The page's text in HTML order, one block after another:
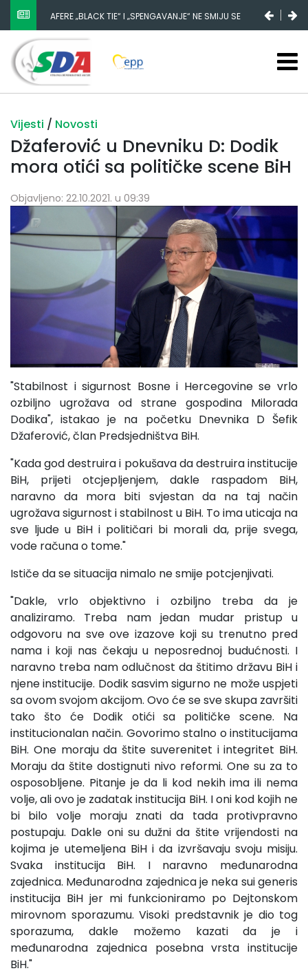
NESTANAK 780.000 EURA IZ IGMANA NE MOŽE BITI
SLUČAJNI PREVID, ODGOVORNOST MORAJU SNOSITI
VLADA FBIH I NJENI KADROVI
Vijesti / Novosti
Džaferović u Dnevniku D: Dodik
mora otići sa političke scene BiH
Objavljeno: 22.10.2021. u 09:39
"Stabilnost i sigurnost Bosne i Hercegovine se vrlo
ozbiljno ugrožava od strane gospodina Milorada
Dodika", istakao je na početku Dnevnika D Šefik
Džaferović, član Predsjedništva BiH.
"Kada god destruira i pokušava da destruira institucije
BiH, prijeti otcjepljenjem, dakle raspadom BiH,
naravno da mora biti svjestan da na taj način
ugrožava sigurnost i stabilnost u BiH. To ima uticaja na
sve ljude u BiH i političari bi morali da, prije svega,
vode računa o tome."
Ističe da se situacija nimalo ne smije potcjenjivati.
"Dakle, vrlo objektivno i ozbiljno treba da je
analiziramo. Treba nam jedan mudar pristup u
odgovoru na sve ove izazove koji su trenutno pred
nama i koji nas čekaju u neposrednoj budućnosti. I
naravno treba nam odlučnost da štitimo državu BiH i
njene institucije. Dodik sasvim sigurno ne može uspjeti
sa ovom svojom akcijom. Ovo će se sve skupa završiti
tako što će Dodik otići sa političke scene. Na
institucionalan način. Govorimo stalno o institucijama
BiH. One moraju da štite suverenitet i integritet BiH.
Moraju da štite dostignuti nivo reformi. One su za to
osposobljene. Pitanje je da li kod nekih ima ili nema
volje, ali ovo je zadatak institucija BiH. I oni kod kojih ne
bi bilo volje moraju znati da tada protivpravno
postupaju. Dakle oni su dužni da štite vrijendosti na
kojima je utemeljena BiH i da izvršavaju svoju misiju.
Svaka institucija BiH. I naravno međunarodna
zajednica. Međunarodna zajednica je neka sui generis
institucija BiH jer mi funkcioniramo po Dejtonskom
mirovnom sporazumu. Visoki predstavnik je dio tog
sporazuma, dakle možemo kazati da je i
međunarodna zajednica posebna vrsta institucije
BiH."